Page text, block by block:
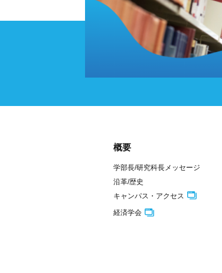
概要
学部長/研究科長メッセージ
沿革/歴史
キャンパス・アクセス
経済学会